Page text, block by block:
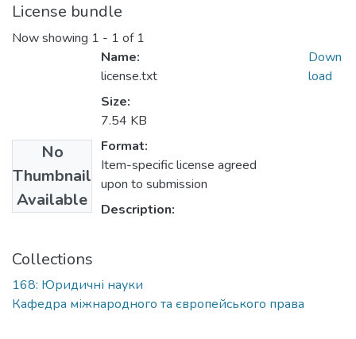
License bundle
Now showing 1 - 1 of 1
No
Thumbnail
Available
Name:
license.txt
Size:
7.54 KB
Format:
Item-specific license agreed
upon to submission
Description:
Down
load
Collections
168: Юридичні науки
Кафедра міжнародного та європейського права